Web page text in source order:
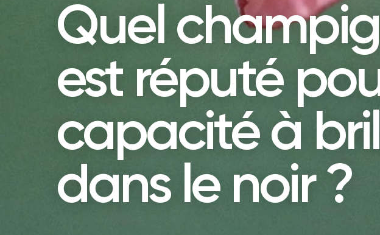
Quel
est réputé
capacité à
dans le noir ?